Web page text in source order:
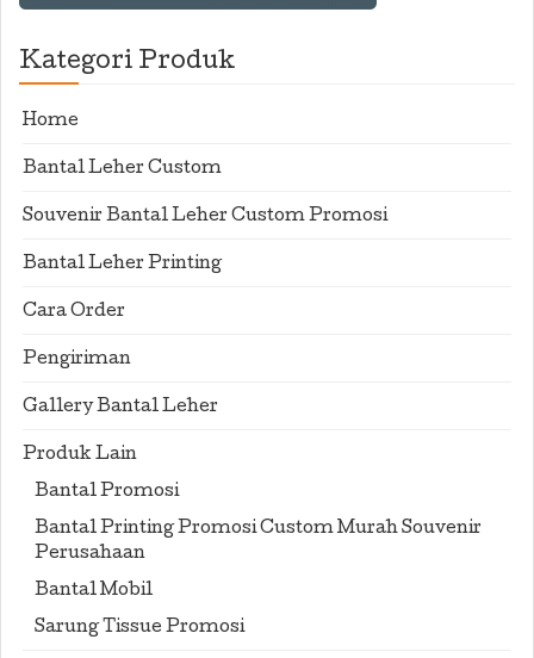
Kategori Produk
Home
Bantal Leher Custom
Souvenir Bantal Leher Custom Promosi
Bantal Leher Printing
Cara Order
Pengiriman
Gallery Bantal Leher
Produk Lain
Bantal Promosi
Bantal Printing Promosi Custom Murah Souvenir
Perusahaan
Bantal Mobil
Sarung Tissue Promosi